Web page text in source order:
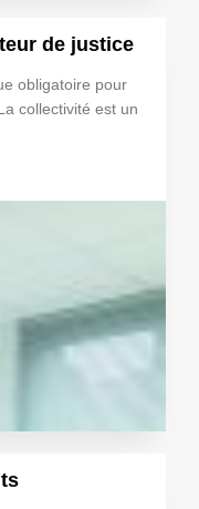
de justice
obligatoire pour
collectivité est un